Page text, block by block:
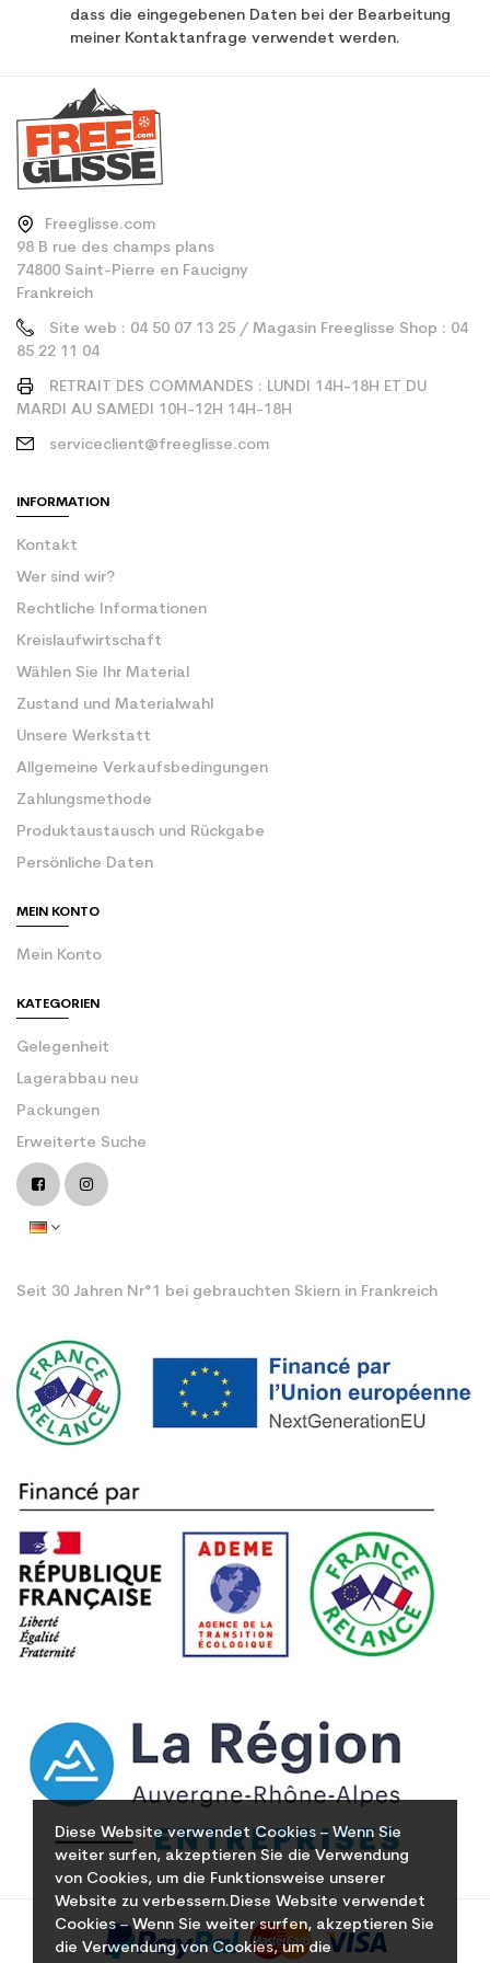
Diese Website verwendet Cookies – Wenn Sie
weiter surfen, akzeptieren Sie die Verwendung
von Cookies, um die Funktionsweise unserer
Website zu verbessern.Diese Website verwendet
Cookies – Wenn Sie weiter surfen, akzeptieren Sie
die Verwendung von Cookies, um die
dass die eingegebenen Daten bei der Bearbeitung
meiner Kontaktanfrage verwendet werden.
Freeglisse.com
98 B rue des champs plans
74800 Saint-Pierre en Faucigny
Frankreich
Site web : 04 50 07 13 25 / Magasin Freeglisse Shop : 04
85 22 11 04
RETRAIT DES COMMANDES : LUNDI 14H-18H ET DU
MARDI AU SAMEDI 10H-12H 14H-18H
serviceclient@freeglisse.com
INFORMATION
Kontakt
Wer sind wir?
Rechtliche Informationen
Kreislaufwirtschaft
Wählen Sie Ihr Material
Zustand und Materialwahl
Unsere Werkstatt
Allgemeine Verkaufsbedingungen
Zahlungsmethode
Produktaustausch und Rückgabe
Persönliche Daten
MEIN KONTO
Mein Konto
KATEGORIEN
Gelegenheit
Lagerabbau neu
Packungen
Erweiterte Suche
Seit 30 Jahren Nr°1 bei gebrauchten Skiern in Frankreich